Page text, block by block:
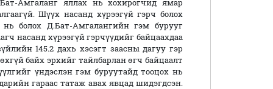
Амгаланг яллах нь хохирогчид ямар
Шүүх насанд хүрээгүй гэрч болох
болох Д.Бат-Амгалангийн гэм бурууг
насанд хүрээгүй гэрчүүдийг байцаахдаа
145.2 дахь хэсэгт заасны дагуу гэр
байх эрхийг тайлбарлан өгч байцаалт
үндэслэн гэм буруутайд тооцох нь
гараас татаж авах явцад шидэгдсэн.